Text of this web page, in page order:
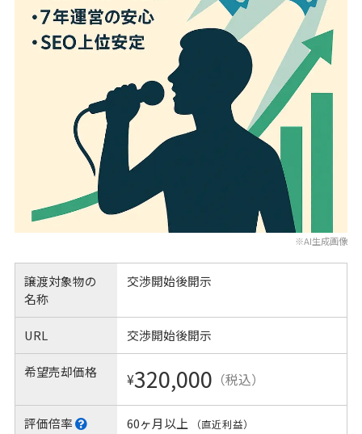
※AI生成画像
譲渡対象物の
名称
交渉開始後開示
URL 交渉開始後開示
希望売却価格 ¥320,000 （税込）
評価倍率 60ヶ月以上 （直近利益）